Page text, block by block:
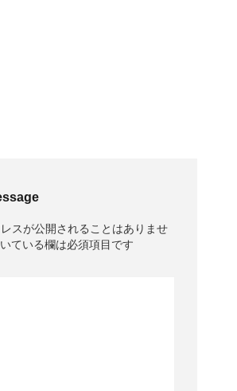
レスが公開されることはありませ
ている欄は必須項目です